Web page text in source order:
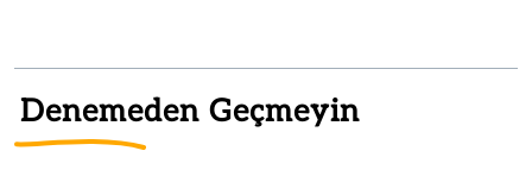
Denemeden Geçmeyin